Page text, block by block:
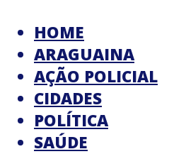
HOME
ARAGUAINA
AÇÃO POLICIAL
CIDADES
POLÍTICA
SAÚDE